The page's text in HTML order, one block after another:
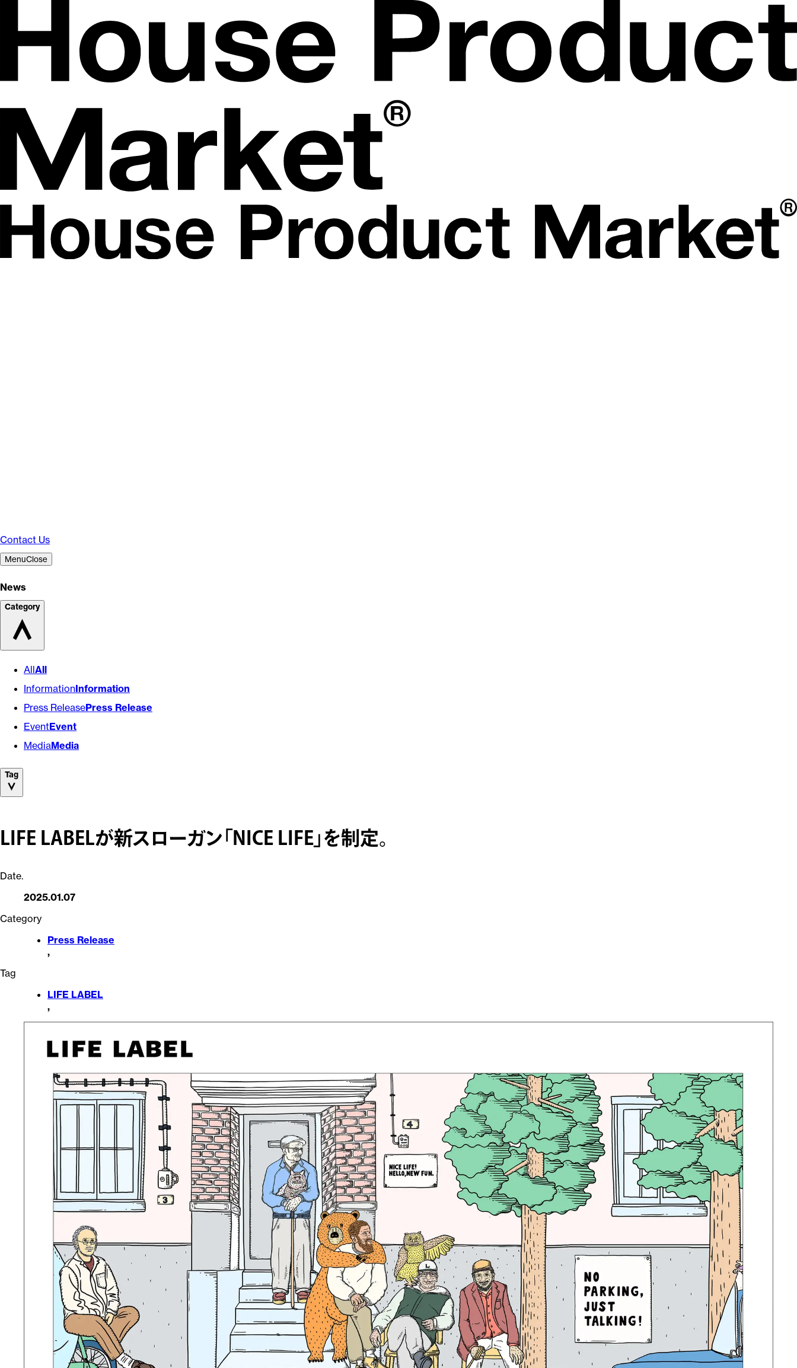
Contact Us
MenuClose
News
Category
AllAll
InformationInformation
Press ReleasePress Release
EventEvent
MediaMedia
Tag
LIFE LABELが新スローガン「NICE LIFE」を制定。
Date.
2025.01.07
Category
Press Release
,
Tag
LIFE LABEL
,